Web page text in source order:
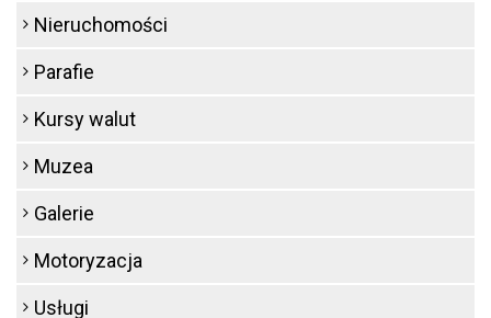
Nieruchomości
Parafie
Kursy walut
Muzea
Galerie
Motoryzacja
Usługi